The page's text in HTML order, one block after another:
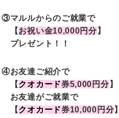
③マルルからのご就業で
【お祝い金10,000円分】
プレゼント！！
④お友達ご紹介で
【クオカード券5,000円分】
お友達がご就業で
【クオカード券10,000円分】